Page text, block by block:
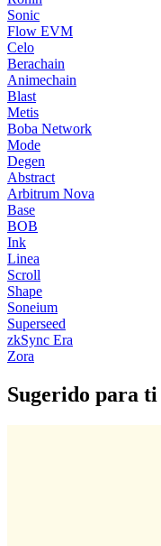
Sonic
Flow EVM
Celo
Berachain
Animechain
Blast
Metis
Boba Network
Mode
Degen
Abstract
Arbitrum Nova
Base
BOB
Ink
Linea
Scroll
Shape
Soneium
Superseed
zkSync Era
Zora
Sugerido para ti